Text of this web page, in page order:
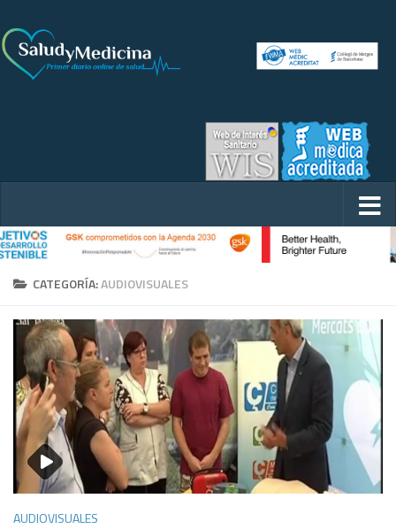
CATEGORÍA:AUDIOVISUALES
AUDIOVISUALES